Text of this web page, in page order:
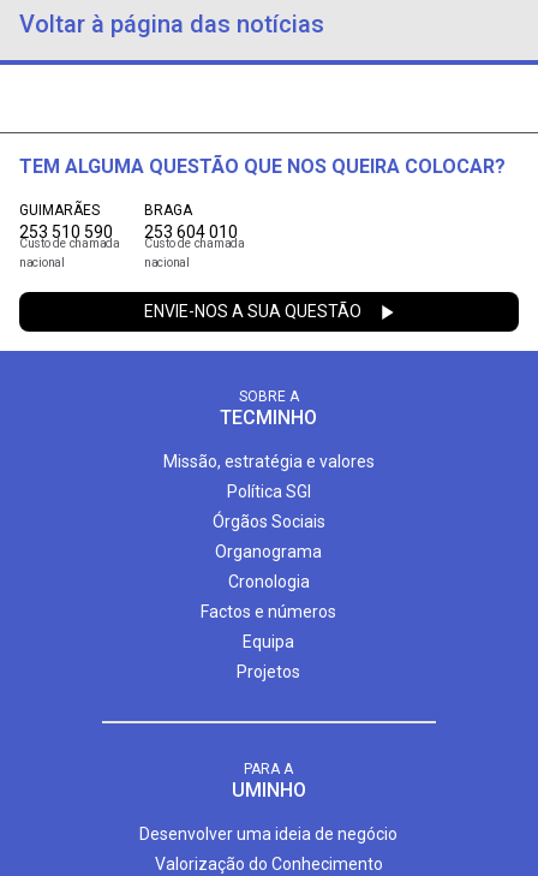
Voltar à página das notícias
TEM ALGUMA QUESTÃO QUE NOS QUEIRA COLOCAR?
GUIMARÃES
253 510 590
Custo de chamada
nacional
BRAGA
253 604 010
Custo de chamada
nacional
ENVIE-NOS A SUA QUESTÃO
SOBRE A
TECMINHO
Missão, estratégia e valores
Política SGI
Órgãos Sociais
Organograma
Cronologia
Factos e números
Equipa
Projetos
PARA A
UMINHO
Desenvolver uma ideia de negócio
Valorização do Conhecimento